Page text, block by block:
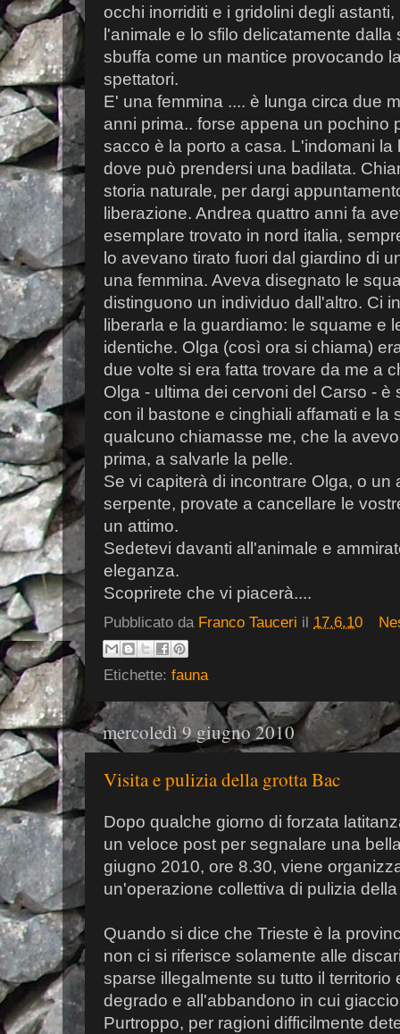
occhi inorriditi e i gridolini degli
l'animale e lo sfilo delicatamente dalla
sbuffa come un mantice provocando
spettatori.
E' una femmina .... è lunga circa due
anni prima.. forse appena un pochino
sacco è la porto a casa. L'indomani la
dove può prendersi una badilata.
storia naturale, per dargi
liberazione. Andrea quattro anni fa
esemplare trovato in nord italia,
lo avevano tirato fuori dal giardino di
una femmina. Aveva disegnato le
distinguono un individuo dall'altro. Ci
liberarla e la guardiamo: le squame e
identiche. Olga (così ora si chiama)
due volte si era fatta trovare da me a
Olga - ultima dei cervoni del Carso -
con il bastone e cinghiali affamati e la
qualcuno chiamasse me, che la
prima, a salvarle la pelle.
Se vi capiterà di incontrare Olga, o un
serpente, provate a cancellare le
un attimo.
Sedetevi davanti all'animale e
eleganza.
Scoprirete che vi piacerà....
Pubblicato da Franco Tauceri il 17.6.10
Etichette: fauna
mercoledì 9 giugno 2010
Visita e pulizia della grotta Bac
Dopo qualche giorno di forzata
un veloce post per segnalare una
giugno 2010, ore 8.30, viene
un'operazione collettiva di pulizia della
Quando si dice che Trieste è la
non ci si riferisce solamente alle
sparse illegalmente su tutto il territorio
degrado e all'abbandono in cui
Purtroppo, per ragioni difficilmente